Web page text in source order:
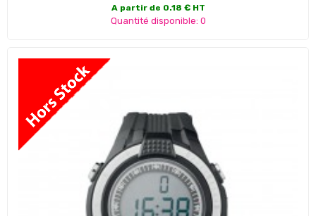
A partir de 0.18 € HT
Quantité disponible: 0